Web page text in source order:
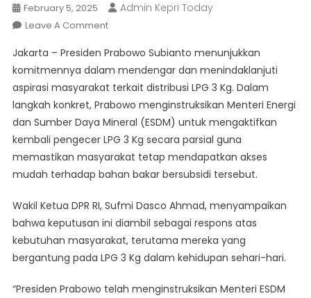
February 5, 2025 Admin Kepri Today
Leave A CommentOn
Prabowo
Dengarkan
Aspirasi
Masyarakat,
Pengecer
LPG
3
Kg
Diaktifkan
Jakarta – Presiden Prabowo Subianto menunjukkan
komitmennya dalam mendengar dan menindaklanjuti
aspirasi masyarakat terkait distribusi LPG 3 Kg. Dalam
langkah konkret, Prabowo menginstruksikan Menteri Energi
dan Sumber Daya Mineral (ESDM) untuk mengaktifkan
kembali pengecer LPG 3 Kg secara parsial guna
memastikan masyarakat tetap mendapatkan akses
mudah terhadap bahan bakar bersubsidi tersebut.
Wakil Ketua DPR RI, Sufmi Dasco Ahmad, menyampaikan
bahwa keputusan ini diambil sebagai respons atas
kebutuhan masyarakat, terutama mereka yang
bergantung pada LPG 3 Kg dalam kehidupan sehari-hari.
“Presiden Prabowo telah menginstruksikan Menteri ESDM